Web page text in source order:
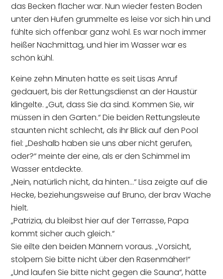
das Becken flacher war. Nun wieder festen Boden
unter den Hufen grummelte es leise vor sich hin und
fühlte sich offenbar ganz wohl. Es war noch immer
heißer Nachmittag, und hier im Wasser war es
schön kühl.
Keine zehn Minuten hatte es seit Lisas Anruf
gedauert, bis der Rettungsdienst an der Haustür
klingelte. „Gut, dass Sie da sind. Kommen Sie, wir
müssen in den Garten.“ Die beiden Rettungsleute
staunten nicht schlecht, als ihr Blick auf den Pool
fiel: „Deshalb haben sie uns aber nicht gerufen,
oder?“ meinte der eine, als er den Schimmel im
Wasser entdeckte.
„Nein, natürlich nicht, da hinten…“ Lisa zeigte auf die
Hecke, beziehungsweise auf Bruno, der brav Wache
hielt.
„Patrizia, du bleibst hier auf der Terrasse, Papa
kommt sicher auch gleich.“
Sie eilte den beiden Männern voraus. „Vorsicht,
stolpern Sie bitte nicht über den Rasenmäher!“
„Und laufen Sie bitte nicht gegen die Sauna“, hätte